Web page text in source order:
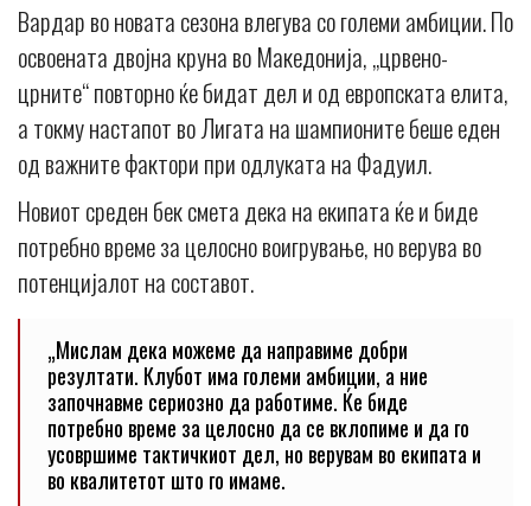
Вардар во новата сезона влегува со големи амбиции. По
освоената двојна круна во Македонија, „црвено-
црните“ повторно ќе бидат дел и од европската елита,
а токму настапот во Лигата на шампионите беше еден
од важните фактори при одлуката на Фадуил.
Новиот среден бек смета дека на екипата ќе и биде
потребно време за целосно воигрување, но верува во
потенцијалот на составот.
„Мислам дека можеме да направиме добри
резултати. Клубот има големи амбиции, а ние
започнавме сериозно да работиме. Ќе биде
потребно време за целосно да се вклопиме и да го
усовршиме тактичкиот дел, но верувам во екипата и
во квалитетот што го имаме.